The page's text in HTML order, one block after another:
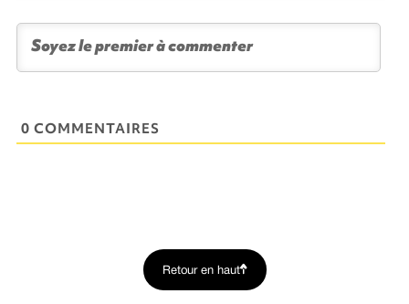
0 COMMENTAIRES
Retour en haut